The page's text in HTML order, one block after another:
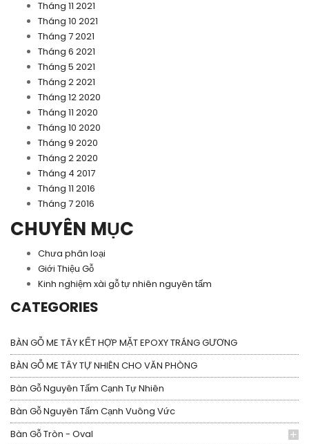
Tháng 11 2021
Tháng 10 2021
Tháng 7 2021
Tháng 6 2021
Tháng 5 2021
Tháng 2 2021
Tháng 12 2020
Tháng 11 2020
Tháng 10 2020
Tháng 9 2020
Tháng 2 2020
Tháng 4 2017
Tháng 11 2016
Tháng 7 2016
CHUYÊN MỤC
Chưa phân loại
Giới Thiệu Gỗ
Kinh nghiệm xài gỗ tự nhiên nguyên tấm
CATEGORIES
BÀN GỖ ME TÂY KẾT HỢP MẶT EPOXY TRÁNG GƯƠNG
BÀN GỖ ME TÂY TỰ NHIÊN CHO VĂN PHÒNG
Bàn Gỗ Nguyên Tấm Cạnh Tự Nhiên
Bàn Gỗ Nguyên Tấm Cạnh Vuông Vức
Bàn Gỗ Tròn - Oval